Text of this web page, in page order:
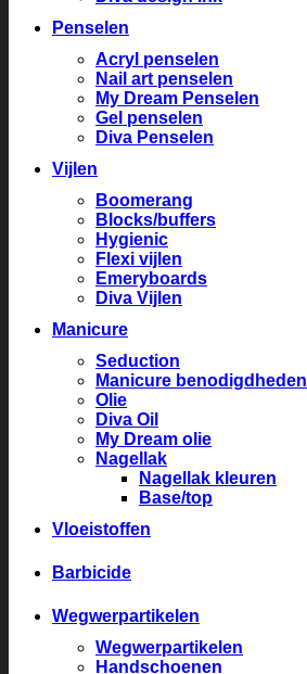
Penselen
Acryl penselen
Nail art penselen
My Dream Penselen
Gel penselen
Diva Penselen
Vijlen
Boomerang
Blocks/buffers
Hygienic
Flexi vijlen
Emeryboards
Diva Vijlen
Manicure
Seduction
Manicure benodigdheden
Olie
Diva Oil
My Dream olie
Nagellak
Nagellak kleuren
Base/top
Vloeistoffen
Barbicide
Wegwerpartikelen
Wegwerpartikelen
Handschoenen